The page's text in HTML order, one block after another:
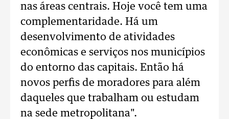
nas áreas centrais. Hoje você tem uma
complementaridade. Há um
desenvolvimento de atividades
econômicas e serviços nos municípios
do entorno das capitais. Então há
novos perfis de moradores para além
daqueles que trabalham ou estudam
na sede metropolitana".